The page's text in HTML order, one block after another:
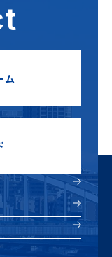
ム
ンドウで開きます